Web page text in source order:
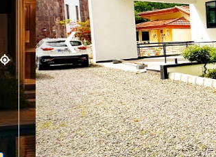
‹